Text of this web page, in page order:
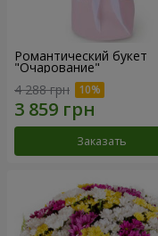
Романтический букет
"Очарование"
4 288 грн
Заказать